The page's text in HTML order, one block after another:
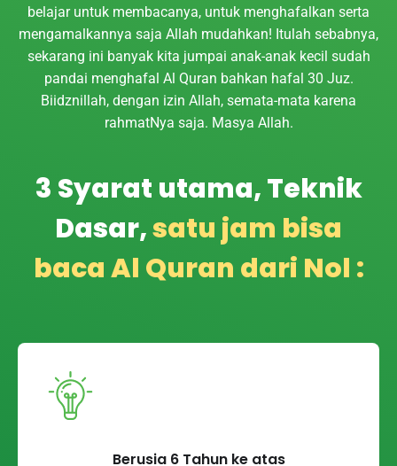
belajar untuk membacanya, untuk menghafalkan serta
mengamalkannya saja Allah mudahkan! Itulah sebabnya,
sekarang ini banyak kita jumpai anak-anak kecil sudah
pandai menghafal Al Quran bahkan hafal 30 Juz.
Biidznillah, dengan izin Allah, semata-mata karena
rahmatNya saja. Masya Allah.
3 Syarat utama, Teknik
Dasar,satu jam bisa
baca Al Quran dari Nol :
Berusia 6 Tahun ke atas